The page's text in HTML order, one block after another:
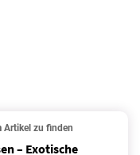
Artikel zu finden
– Exotische